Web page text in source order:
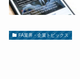
FA業界・企業トピックス